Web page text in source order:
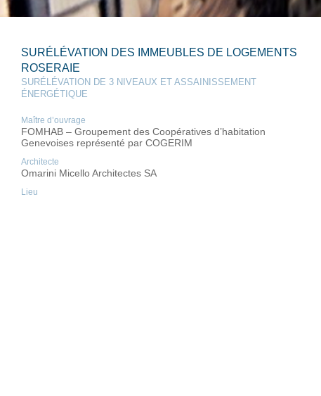
SURÉLÉVATION DES IMMEUBLES DE LOGEMENTS
ROSERAIE
SURÉLÉVATION DE 3 NIVEAUX ET ASSAINISSEMENT
ÉNERGÉTIQUE
Maître d’ouvrage
FOMHAB – Groupement des Coopératives d’habitation
Genevoises représenté par COGERIM
Architecte
Omarini Micello Architectes SA
Lieu